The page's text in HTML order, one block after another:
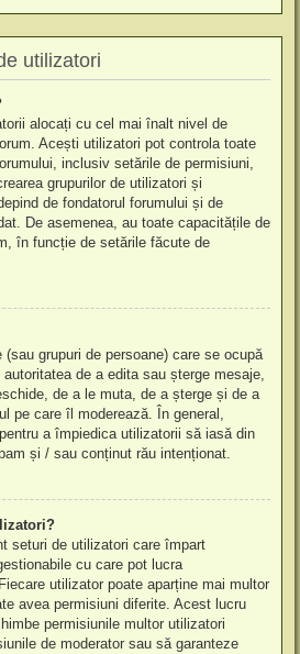
utilizatori
alocați cu cel mai înalt nivel de
Acești utilizatori pot controla toate
inclusiv setările de permisiuni,
grupurilor de utilizatori și
de fondatorul forumului și de
De asemenea, au toate capacitățile de
în funcție de setările făcute de
(sau grupuri de persoane) care se ocupă
de a edita sau șterge mesaje,
de a le muta, de a șterge și de a
pe care îl moderează. În general,
a împiedica utilizatorii să iasă din
și / sau conținut rău intenționat.
seturi de utilizatori care împart
cu care pot lucra
utilizator poate aparține mai multor
avea permisiuni diferite. Acest lucru
permisiunile multor utilizatori
de moderator sau să garanteze